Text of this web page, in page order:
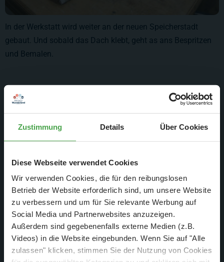
Zustimmung Details Über Cookies
Diese Webseite verwendet Cookies
Wir verwenden Cookies, die für den reibungslosen
Betrieb der Website erforderlich sind, um unsere Website
zu verbessern und um für Sie relevante Werbung auf
Social Media und Partnerwebsites anzuzeigen.
Außerdem sind gegebenenfalls externe Medien (z.B.
Videos) in die Website eingebunden. Wenn Sie auf "Alle
zulassen" klicken, stimmen Sie der Nutzung von Cookies
In der Werkstatt wird weiter an der neuen Speicherstadt
gebaut. Und sobald das Dach klebt, geht as ans Bespritzen
und Bemalen.
Schwer oder unhandlich? Hier wird gerade der
Schattenbahnhof der Atacama Wüste an seinen Platz
gebracht. Das geht bei der Größe der Platten am besten mit